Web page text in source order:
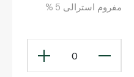
مفروم استرالى 5 %
0